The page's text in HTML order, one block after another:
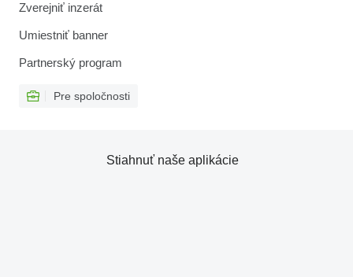
Zverejniť inzerát
Umiestniť banner
Partnerský program
Pre spoločnosti
Stiahnuť naše aplikácie